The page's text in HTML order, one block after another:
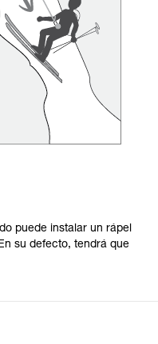
puede instalar un rápel
su defecto, tendrá que